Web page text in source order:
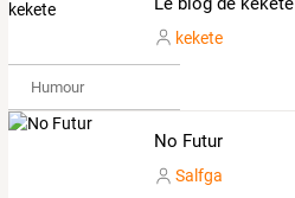
kekete
Humour
No Futur
Salfga